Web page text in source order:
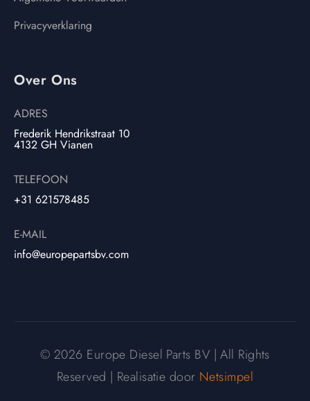
Privacyverklaring
Over Ons
ADRES
Frederik Hendrikstraat 10
4132 GH Vianen
TELEFOON
+31 621578485
E-MAIL
info@europepartsbv.com
© 2026 Europe Diesel Parts BV | All Rights
Reserved | Realisatie door Netsimpel